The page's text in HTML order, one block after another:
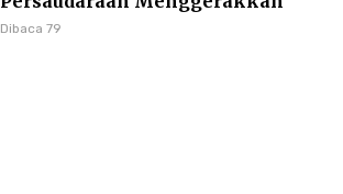
Literasi Borneo
Dibaca 79